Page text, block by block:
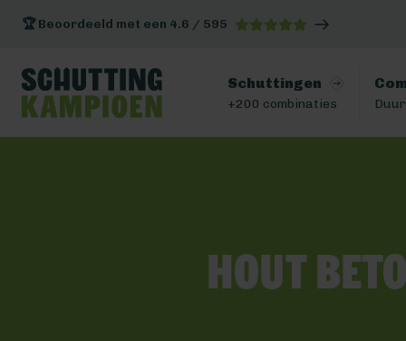
🏆 Beoordeeld met een 4.6 / 595
Schuttingen
+200 combinaties
Hout